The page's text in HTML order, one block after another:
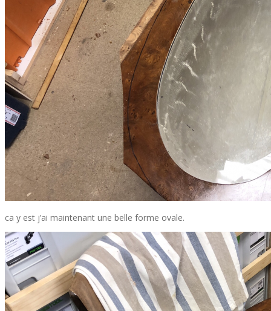
ca y est j’ai maintenant une belle forme ovale.